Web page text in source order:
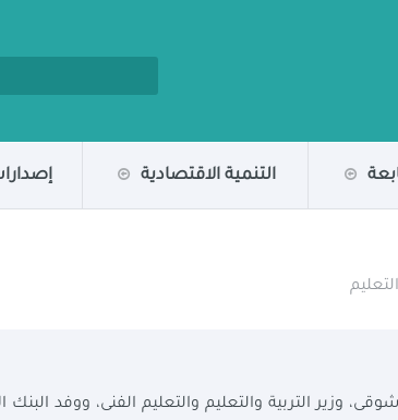
التنمية الاقتصادية
وزير التربية والتعليم والتعليم الفنى، ووفد